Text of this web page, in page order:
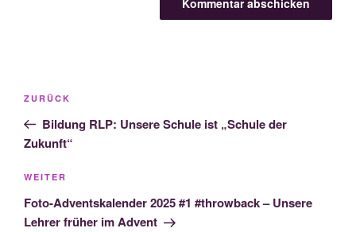
Beitragsnavigation
Vorheriger
Beitrag
ZURÜCK
Bildung RLP: Unsere Schule ist „Schule der
Zukunft“
Nächster
Beitrag
WEITER
Foto-Adventskalender 2025 #1 #throwback – Unsere
Lehrer früher im Advent